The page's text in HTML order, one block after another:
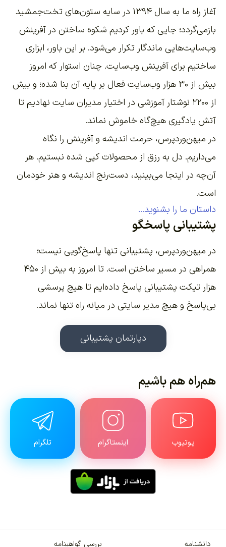
آغاز راه ما به سال ۱۳۹۴ در سایه ستون‌های تخت‌جمشید
بازمی‌گردد؛ جایی که باور کردیم شکوه ساختن در آفرینش
وب‌سایت‌هایی ماندگار تکرار می‌شود. بر این باور، ابزاری
ساختیم برای آفرینش وب‌سایت. چنان استوار که امروز
بیش از ۳۰ هزار وب‌سایت فعال بر پایه آن بنا شده؛ و بیش
از ۲۲۰۰
نوشتار آموزشی در اختیار مدیران سایت نهادیم تا
آتش یادگیری هیچ‌گاه خاموش نماند.
در میهن‌وردپرس، حرمت اندیشه و آفرینش را نگاه
می‌داریم. دل به رزق از محصولات کپی شده نبستیم. هر
آن‌چه در اینجا می‌بینید، دست‌رنج اندیشه و هنر خودمان
است.
داستان ما را بشنوید...
پشتیبانی پاسخگو
در میهن‌وردپرس، پشتیبانی تنها پاسخ‌گویی نیست؛
همراهی در مسیر ساختن است. تا امروز به بیش از ۴۵۰
هزار تیکت پشتیبانی پاسخ داده‌ایم تا هیچ پرسشی
بی‌پاسخ و هیچ مدیر سایتی در میانه راه تنها نماند.
دپارتمان پشتیبانی
هم‌راه هم باشیم
یوتیوب اینستاگرام تلگرام
دانشنامه بررسی گواهینامه